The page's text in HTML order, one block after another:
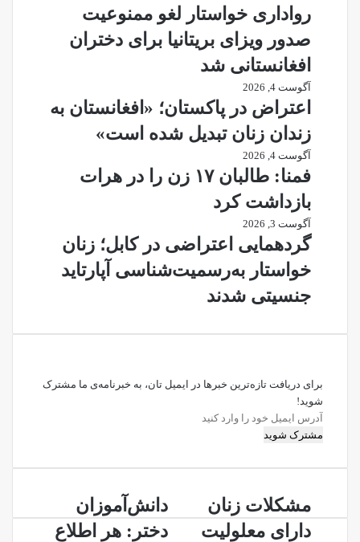
رواداری خواستار لغو ممنوعیت
صدور ویزای بریتانیا برای دختران
افغانستانی شد
آگوست 4, 2026
اعتراض در پاکستان؛ «افغانستان به
زندان زنان تبدیل شده است»
آگوست 4, 2026
فمنا: طالبان ۱۷ زن را در هرات
بازداشت کرد
آگوست 3, 2026
گردهمایی اعتراضی در کابل؛ زنان
خواستار به‌رسمیت‌شناسی آپارتاید
جنسیتی شدند
برای دریافت تازه‌ترین خبرها در ایمیل تان، به خبرنامه‌ی ما مشترک
شوید!
آدرس
ایمیل
را
دانش‌آموزان
دختر:
هر
دانش‌آموزان
دختر: هر اطلاع
مشکلات
زنان
دارای
مشکلات زنان
دارای معلولیت